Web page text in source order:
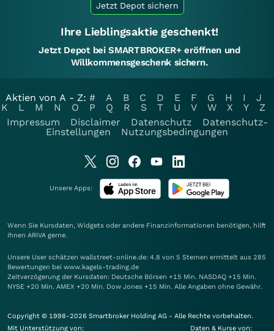
Jetzt Depot sichern
Ihre Lieblingsaktie geschenkt!
Jetzt Depot bei SMARTBROKER+ eröffnen und
Willkommensgeschenk sichern.
Aktien von A - Z: # A B C D E F G H I
J
K
L M N O P Q R S T U V W X Y
Z
Impressum
Disclaimer Datenschutz
Datenschutz-
Einstellungen
Nutzungsbedingungen
Unsere Apps:
Wenn Sie Kursdaten, Widgets oder andere Finanzinformationen benötigen, hilft
Ihnen ARIVA gerne.
Unsere User schätzen wallstreet-online.de: 4.8 von 5 Sternen ermittelt aus 285
Bewertungen bei www.kagels-trading.de
Zeitverzögerung der Kursdaten: Deutsche Börsen +15 Min. NASDAQ +15 Min.
NYSE +20 Min. AMEX +20 Min. Dow Jones +15 Min. Alle Angaben ohne Gewähr.
Copyright © 1998-2026 Smartbroker Holding AG - Alle Rechte vorbehalten.
Mit Unterstützung von:
Daten & Kurse von: